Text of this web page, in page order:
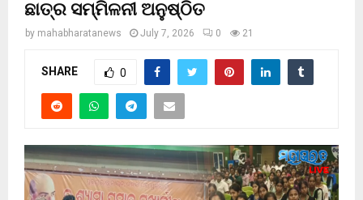
ଛାତ୍ର ସମ୍ମିଳନୀ ଅନୁଷ୍ଠିତ
by mahabharatanews July 7, 2026 0 21
SHARE 0